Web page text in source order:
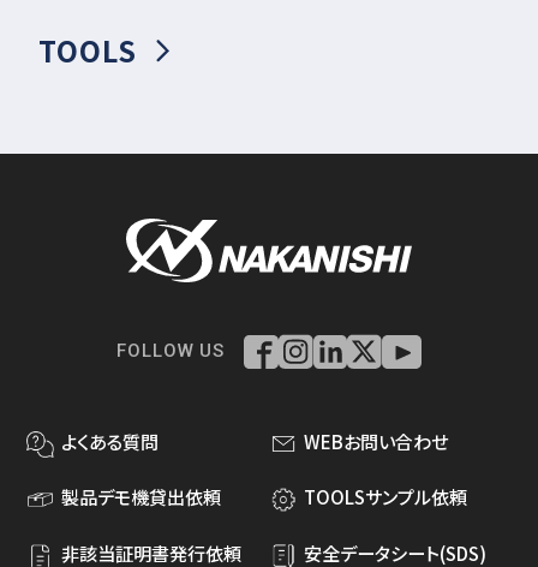
TOOLS
FOLLOW US
よくある質問 WEBお問い合わせ
製品デモ機貸出依頼 TOOLSサンプル依頼
非該当証明書発行依頼 安全データシート(SDS)